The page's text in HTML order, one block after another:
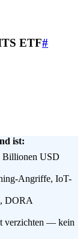
ETF#
ist:
Billionen USD
Angriffe, IoT-
DORA
verzichten — kein